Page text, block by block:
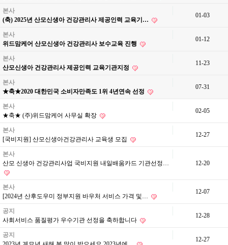
본사
(축) 2025년 산모신생아 건강관리사 제공인력 교육기…
01-03
본사
위드맘케어 산모신생아 건강관리사 보수교육 진행
01-12
본사
산모신생아 건강관리사 제공인력 교육기관지정
11-23
본사
★축★2020 대한민국 소비자만족도 1위 4년연속 선정
07-31
본사
★축★ (주)위드맘케어 사무실 확장
02-05
본사
[국비지원] 산모신생아건강관리사 교육생 모집
12-27
본사
산모 신생아 건강관리사업 국비지원 내일배움카드 기관선정…
12-20
본사
[2024년 산후도우미 정부지원 바우처 서비스 가격 및…
12-07
공지
사회서비스 품질평가 우수기관 선정을 축하합니다
12-28
공지
12-27